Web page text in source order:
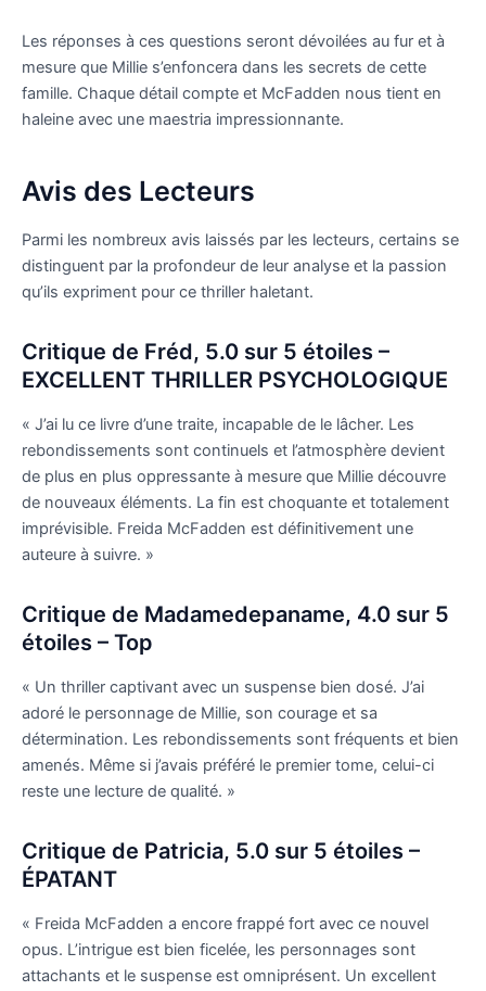
Les réponses à ces questions seront dévoilées au fur et à
mesure que Millie s’enfoncera dans les secrets de cette
famille. Chaque détail compte et McFadden nous tient en
haleine avec une maestria impressionnante.
Avis des Lecteurs
Parmi les nombreux avis laissés par les lecteurs, certains se
distinguent par la profondeur de leur analyse et la passion
qu’ils expriment pour ce thriller haletant.
Critique de Fréd, 5.0 sur 5 étoiles –
EXCELLENT THRILLER PSYCHOLOGIQUE
« J’ai lu ce livre d’une traite, incapable de le lâcher. Les
rebondissements sont continuels et l’atmosphère devient
de plus en plus oppressante à mesure que Millie découvre
de nouveaux éléments. La fin est choquante et totalement
imprévisible. Freida McFadden est définitivement une
auteure à suivre. »
Critique de Madamedepaname, 4.0 sur 5
étoiles – Top
« Un thriller captivant avec un suspense bien dosé. J’ai
adoré le personnage de Millie, son courage et sa
détermination. Les rebondissements sont fréquents et bien
amenés. Même si j’avais préféré le premier tome, celui-ci
reste une lecture de qualité. »
Critique de Patricia, 5.0 sur 5 étoiles –
ÉPATANT
« Freida McFadden a encore frappé fort avec ce nouvel
opus. L’intrigue est bien ficelée, les personnages sont
attachants et le suspense est omniprésent. Un excellent